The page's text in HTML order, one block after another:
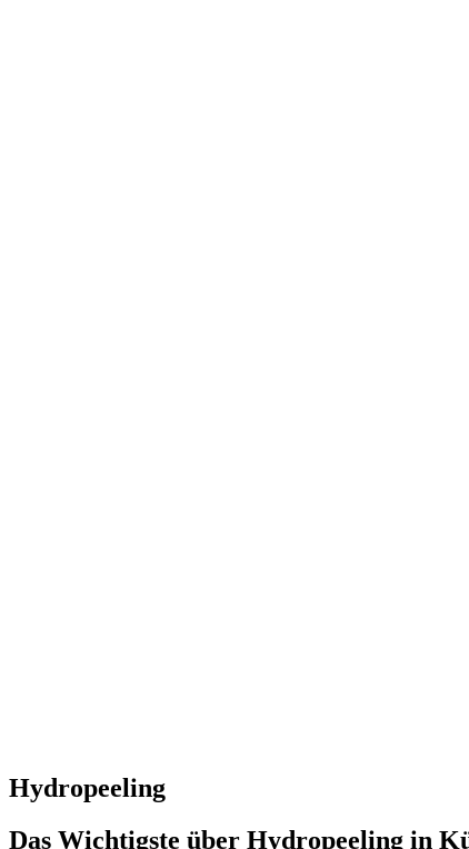
Hydropeeling
Das Wichtigste über Hydropeeling in